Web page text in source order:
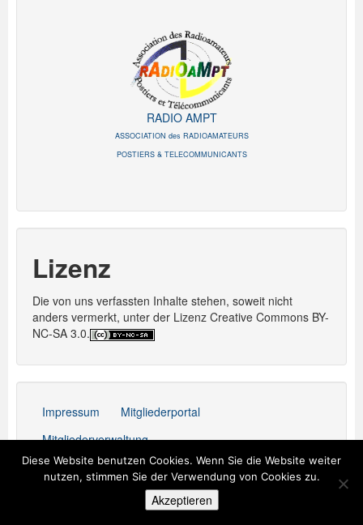
RADIO AMPT
ASSOCIATION des RADIOAMATEURS
POSTIERS & TELECOMMUNICANTS
Lizenz
Die von uns verfassten Inhalte stehen, soweit nicht
anders vermerkt, unter der Lizenz Creative Commons BY-
NC-SA 3.0.
Impressum
Mitgliederportal
Mitgliederverwaltung
Stolz präsentiert von WordPress
Diese Website benutzen Cookies. Wenn Sie die Website weiter
nutzen, stimmen Sie der Verwendung von Cookies zu.
Akzeptieren